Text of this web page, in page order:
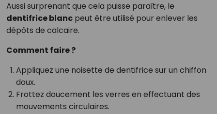
Aussi surprenant que cela puisse paraître, le
dentifrice blancpeut être utilisé pour enlever les
dépôts de calcaire.
Comment faire ?
Appliquez une noisette de dentifrice sur un chiffon
doux.
Frottez doucement les verres en effectuant des
mouvements circulaires.